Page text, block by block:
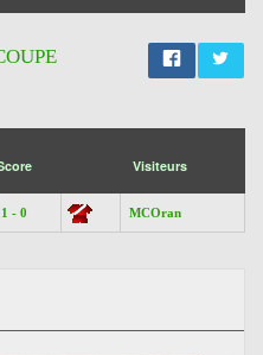
Visiteurs
1 - 0 MCOran